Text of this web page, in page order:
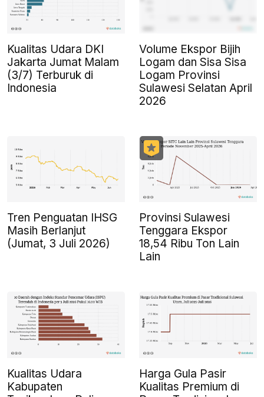
Kualitas Udara DKI
Jakarta Jumat Malam
(3/7) Terburuk di
Indonesia
Volume Ekspor Bijih
Logam dan Sisa Sisa
Logam Provinsi
Sulawesi Selatan April
2026
Tren Penguatan IHSG
Masih Berlanjut
(Jumat, 3 Juli 2026)
Provinsi Sulawesi
Tenggara Ekspor
18,54 Ribu Ton Lain
Lain
Kualitas Udara
Kabupaten
Harga Gula Pasir
Kualitas Premium di